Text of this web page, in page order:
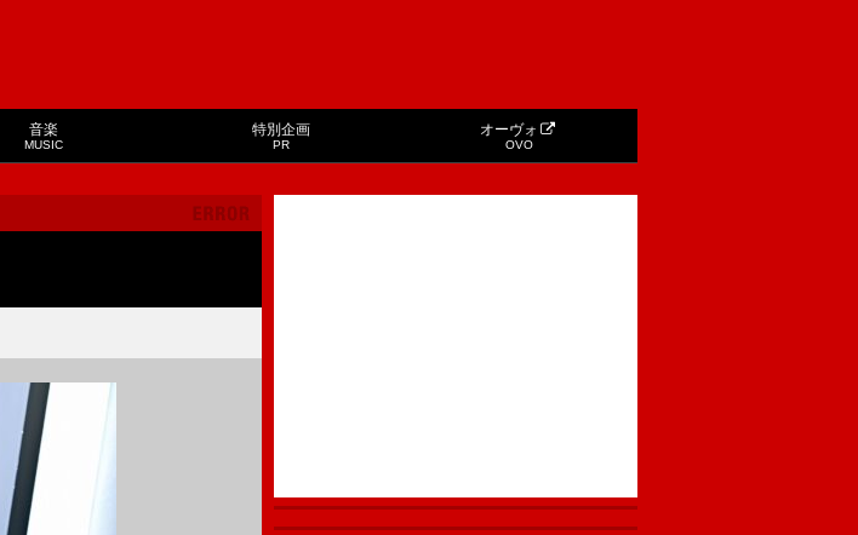
音楽
MUSIC
特別企画
PR
オーヴォ
OVO